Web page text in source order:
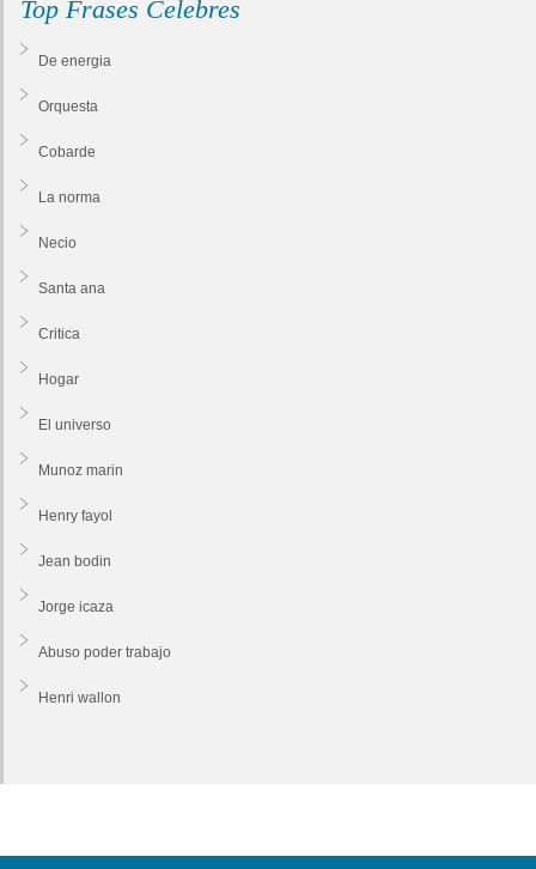
Top Frases Celebres
De energia
Orquesta
Cobarde
La norma
Necio
Santa ana
Critica
Hogar
El universo
Munoz marin
Henry fayol
Jean bodin
Jorge icaza
Abuso poder trabajo
Henri wallon